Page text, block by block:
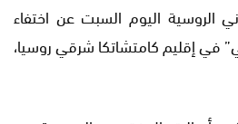
الروسية اليوم السبت عن اختفاء
من طراز “مي-8 تي” في إقليم كامتشاتكا شرقي روسيا،